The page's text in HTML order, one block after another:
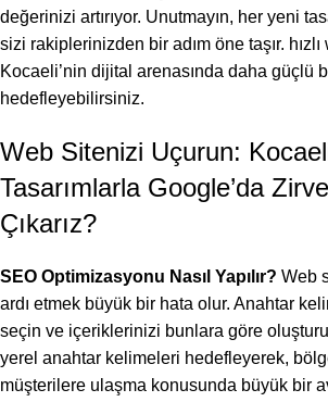
değerinizi artırıyor. Unutmayın, her yeni
sizi rakiplerinizden bir adım öne taşır. hızlı
Kocaeli’nin dijital arenasında daha güçlü
hedefleyebilirsiniz.
Web Sitenizi Uçurun:
Tasarımlarla Google’da
Çıkarız?
SEO Optimizasyonu Nasıl Yapılır? Web
ardı etmek büyük bir hata olur. Anahtar
seçin ve içeriklerinizi bunlara göre
yerel anahtar kelimeleri hedefleyerek,
müşterilere ulaşma konusunda büyük bir